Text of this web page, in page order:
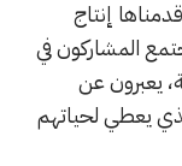
إنتاج
المشاركون في
يعبرون عن
يعطي لحياتهم